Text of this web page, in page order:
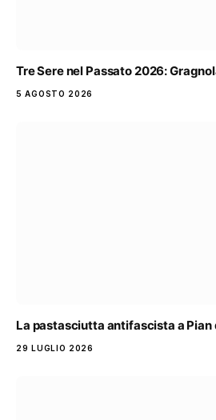
Tre Sere nel Passato 2026:
5 AGOSTO 2026
La pastasciutta antifascista a Pian
29 LUGLIO 2026